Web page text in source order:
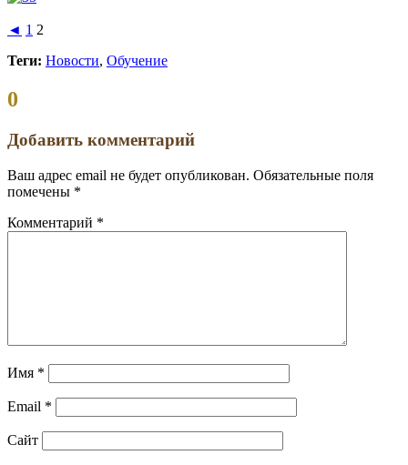
◄ 1 2
Теги: Новости, Обучение
Комментариев:
0
Добавить комментарий
Ваш адрес email не будет опубликован. Обязательные поля
помечены *
Комментарий *
Имя *
Email *
Сайт